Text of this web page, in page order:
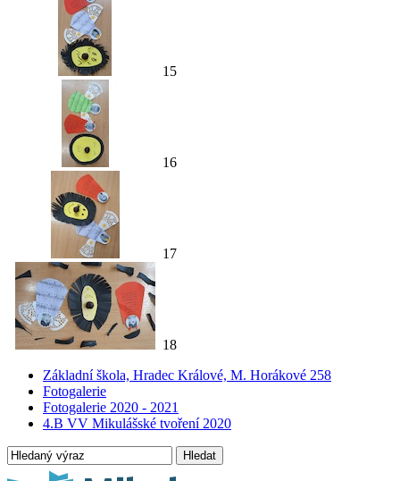
15
16
17
18
Základní škola, Hradec Králové, M. Horákové 258
Fotogalerie
Fotogalerie 2020 - 2021
4.B VV Mikulášské tvoření 2020
Hledat